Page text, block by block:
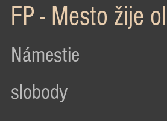
FP - Mesto žije
Námestie
slobody